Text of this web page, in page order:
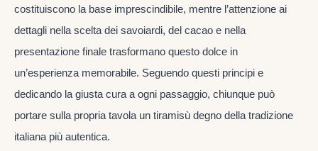
costituiscono la base imprescindibile, mentre l’attenzione ai
dettagli nella scelta dei savoiardi, del cacao e nella
presentazione finale trasformano questo dolce in
un’esperienza memorabile. Seguendo questi principi e
dedicando la giusta cura a ogni passaggio, chiunque può
portare sulla propria tavola un tiramisù degno della tradizione
italiana più autentica.